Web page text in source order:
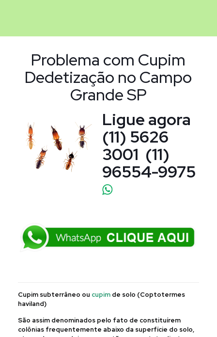
Problema com Cupim
Dedetização no Campo
Grande SP
Ligue agora
(11) 5626
3001 (11)
96554-9975
Cupim subterrâneo ou cupimde solo (Coptotermes
haviland)
São assim denominados pelo fato de constituírem
colônias frequentemente abaixo da superfície do solo,